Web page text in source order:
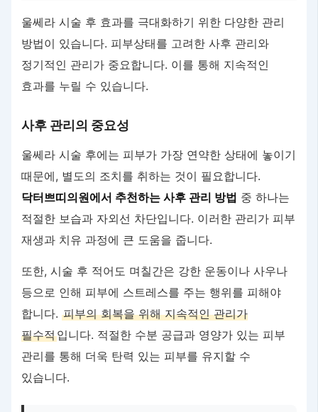
울쎄라 시술 후 효과를 극대화하기 위한 다양한 관리
방법이 있습니다. 피부상태를 고려한 사후 관리와
정기적인 관리가 중요합니다. 이를 통해 지속적인
효과를 누릴 수 있습니다.
사후 관리의 중요성
울쎄라 시술 후에는 피부가 가장 연약한 상태에 놓이기
때문에, 별도의 조치를 취하는 것이 필요합니다.
닥터쁘띠의원에서 추천하는 사후 관리 방법 중 하나는
적절한 보습과 자외선 차단입니다. 이러한 관리가 피부
재생과 치유 과정에 큰 도움을 줍니다.
또한, 시술 후 적어도 며칠간은 강한 운동이나 사우나
등으로 인해 피부에 스트레스를 주는 행위를 피해야
합니다.피부의 회복을 위해 지속적인 관리가
필수적입니다. 적절한 수분 공급과 영양가 있는 피부
관리를 통해 더욱 탄력 있는 피부를 유지할 수
있습니다.